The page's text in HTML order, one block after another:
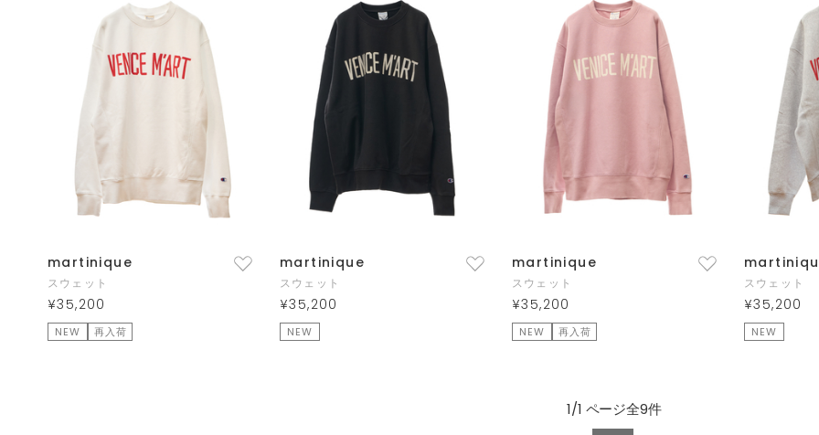
martinique
スウェット
¥35,200
NEW 再入荷
martinique
スウェット
¥35,200
NEW
martinique
スウェット
¥35,200
NEW 再入荷
スウェット
¥35,200
NEW
1/1 ページ全9件